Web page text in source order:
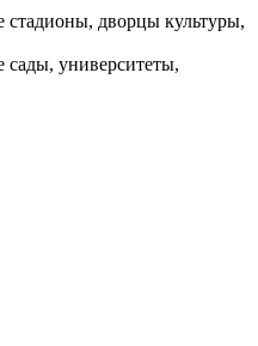
стадионы, дворцы культуры,
университеты,